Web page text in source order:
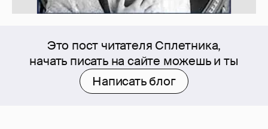
Это пост читателя Сплетника,
начать писать на сайте можешь и ты
Написать блог